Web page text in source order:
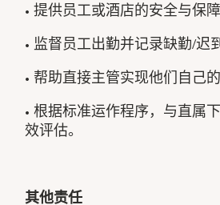
• 提供员工或酒店的安全与保障
• 监督员工出勤并记录缺勤/迟
• 帮助直接主管实现他们自己
• 根据标准运作程序，与直属
效评估。
其他责任